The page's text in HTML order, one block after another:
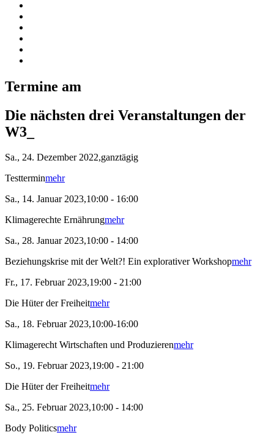
Termine am
Die nächsten drei Veranstaltungen der
W3_
Sa., 24. Dezember 2022,ganztägig
Testterminmehr
Sa., 14. Januar 2023,10:00 - 16:00
Klimagerechte Ernährungmehr
Sa., 28. Januar 2023,10:00 - 14:00
Beziehungskrise mit der Welt?! Ein explorativer Workshopmehr
Fr., 17. Februar 2023,19:00 - 21:00
Die Hüter der Freiheitmehr
Sa., 18. Februar 2023,10:00-16:00
Klimagerecht Wirtschaften und Produzierenmehr
So., 19. Februar 2023,19:00 - 21:00
Die Hüter der Freiheitmehr
Sa., 25. Februar 2023,10:00 - 14:00
Body Politicsmehr